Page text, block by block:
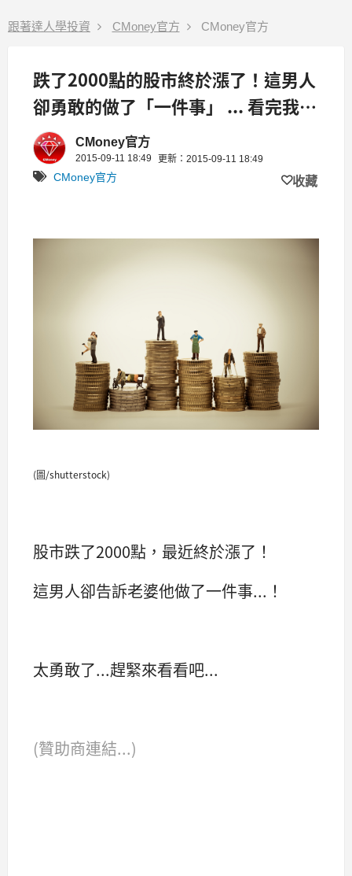
跟著達人學投資 CMoney官方 CMoney官方
跌了2000點的股市終於漲了！這男人
卻勇敢的做了「一件事」 ... 看完我都
要跪下了！CMoney官方
2015-09-11 18:49 更新：2015-09-11 18:49
CMoney官方 收藏
(圖/shutterstock)
股市跌了2000點，最近終於漲了！
這男人卻告訴老婆他做了一件事...！
太勇敢了...趕緊來看看吧...
(贊助商連結...)